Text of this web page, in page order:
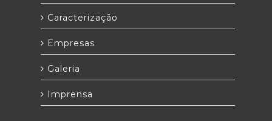
Caracterização
Empresas
Galeria
Imprensa